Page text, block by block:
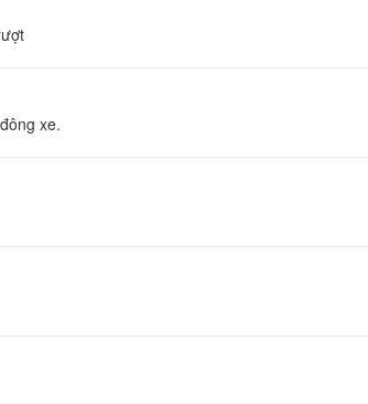
vặn vào ghi đông xe. Có thể